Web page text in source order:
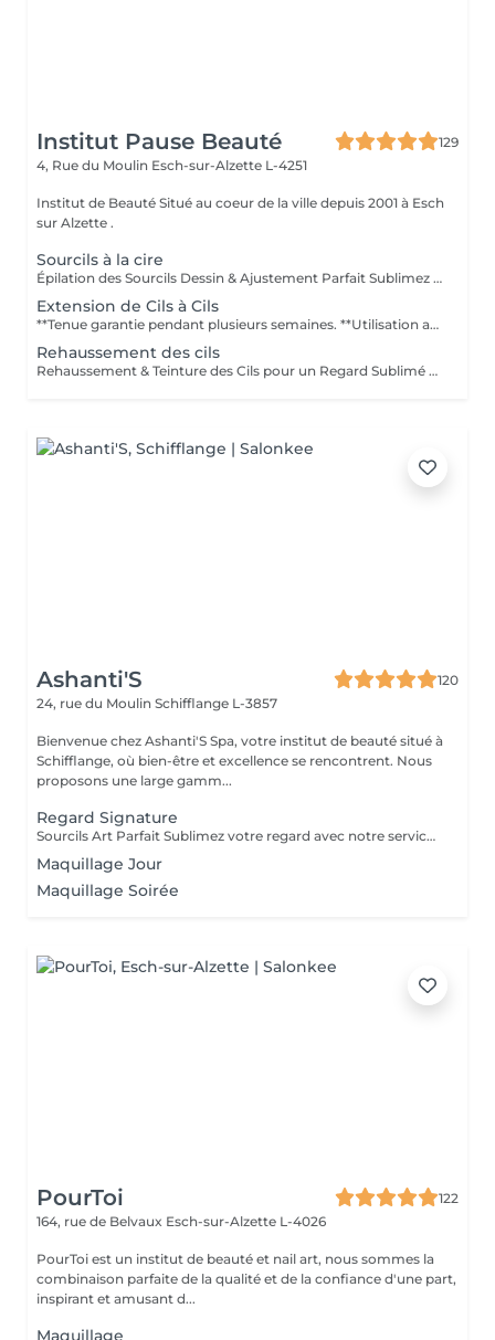
Institut Pause Beauté
129
4, Rue du Moulin Esch-sur-Alzette L-4251
Institut de Beauté Situé au coeur de la ville depuis 2001 à Esch
sur Alzette .
Sourcils à la cire
Épilation des Sourcils Dessin & Ajustement Parfait Sublimez votre regard grâce à une épilation précise et sur-mesure. Les sourcils sont dessinés et ajustés selon la forme naturelle de votre visage, pour un rendu harmonieux et élégant. Les bienfaits : Regard structuré et valorisé Forme des sourcils adaptée à votre morphologie Résultat net et durable Idéal pour un regard expressif et soigné, au quotidien ou pour une occasion spéciale.
Extension de Cils à Cils
**Tenue garantie pendant plusieurs semaines. **Utilisation au quotidien ou pour des occasions spéciales **Résistantes à leau. **Nombreuses variétés et épaisseurs. **Soin Relaxant de 120 minutes pour la pose complète et 45 à 60 minutes pour les entretiens. Puis-je me maquiller avant ? Il est préférable pour ladhérence de la colle sur le cil naturel déviter dêtre maquillée avant la séance. Puis-je me maquiller après ? Il est déconseillé de se maquiller dans les 24 h. Le mascara nest plus nécessaire. Est-ce douloureux ? Non, la séance est relaxante. Dois-je éviter leau ? Durant 48 h suivant la séance, il faut éviter leau, mais lextension cil à cil permet de se baigner et dêtre en contact avec leau. Combien de temps dure lextension ? Autant de temps que vous le voulez, pour peu que vous fassiez les retouches. Cependant, le cycle de vie dun cil est de 60 à 90 jours environ, vous pouvez entretenir des retouches durant cette période. Y a-t-il un risque dallergie ? Dès linstant où il y a un rajout, vous pouvez être sensible ou allergique à un produit utilisé. Par conséquent, il est préférable de nous indiquer les éventuelles allergies que vous rencontrez. Contre-indications : Personnes souffrant de dermatite Chirurgie aux yeux depuis moins de 3 mois (laser, glaucome, cataracte) Conjonctivite Chimiothérapie (cils en cours de repousse) Alopécie
Rehaussement des cils
Rehaussement & Teinture des Cils pour un Regard Sublimé Offrez à vos cils volume, courbure et intensité grâce au rehaussement de cils, qui ouvre et allonge le regard de manière naturelle. Pour accentuer encore plus l'effet, *recommandation d'une teinture des cils peut être réalisée juste après, pour un résultat profond et durable. Les bienfaits : Regard plus ouvert et lumineux Effet longueur et volume naturel Intensité du noir accentuée Résultat visible immédiatement, sans maquillage Idéal pour toutes celles qui souhaitent un regard expressif et sophistiqué, avec des cils parfaitement sublimés, au quotidien ou pour une occasion spéciale.
Ashanti'S
120
24, rue du Moulin Schifflange L-3857
Bienvenue chez Ashanti'S Spa, votre institut de beauté situé à
Schifflange, où bien-être et excellence se rencontrent. Nous
proposons une large gamm...
Regard Signature
Sourcils Art Parfait Sublimez votre regard avec notre service Art Parfait : une approche précise et personnalisée pour des sourcils parfaitement dessinés et harmonieux. Chaque prestation comprend : Mise en forme des sourcils selon la morphologie du visage Épilation douce pour un contour net et naturel Stylisme du sourcil pour un effet équilibré et élégant Possibilité de teinture pour intensifier la couleur et structurer le regard Résultat : un regard sublimé, des sourcils parfaitement dessinés et un effet naturel et durable
Maquillage Jour
Maquillage Soirée
PourToi
122
164, rue de Belvaux Esch-sur-Alzette L-4026
PourToi est un institut de beauté et nail art, nous sommes la
combinaison parfaite de la qualité et de la confiance d'une part,
inspirant et amusant d...
Maquillage